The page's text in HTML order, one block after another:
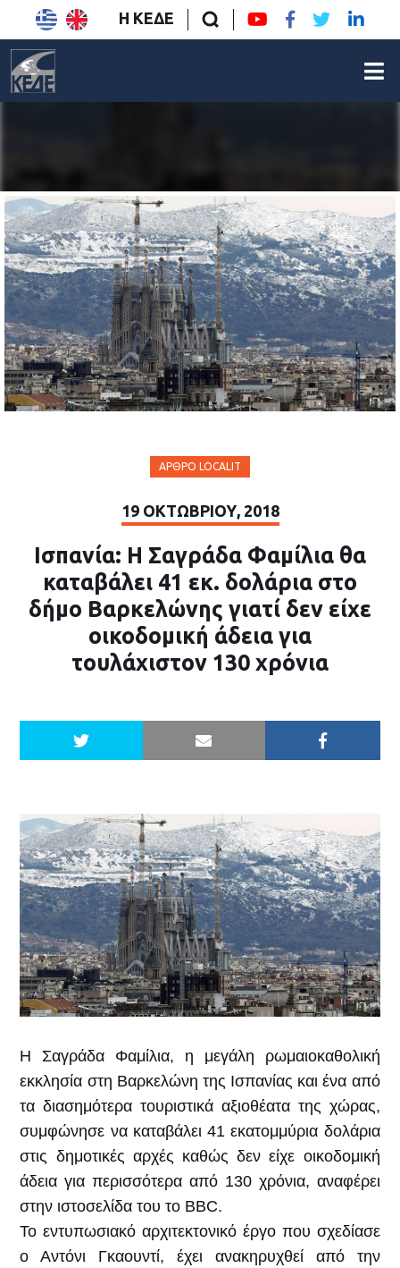
Η ΚΕΔΕ
ΆΡΘΡΟ LOCALIT
19 ΟΚΤΩΒΡΊΟΥ, 2018
Iσπανία: Η Σαγράδα Φαμίλια θα
καταβάλει 41 εκ. δολάρια στο
δήμο Βαρκελώνης γιατί δεν είχε
οικοδομική άδεια για
τουλάχιστον 130 χρόνια
Η Σαγράδα Φαμίλια, η μεγάλη ρωμαιοκαθολική
εκκλησία στη Βαρκελώνη της Ισπανίας και ένα από
τα διασημότερα τουριστικά αξιοθέατα της χώρας,
συμφώνησε να καταβάλει 41 εκατομμύρια δολάρια
στις δημοτικές αρχές καθώς δεν είχε οικοδομική
άδεια για περισσότερα από 130 χρόνια, αναφέρει
στην ιστοσελίδα του το BBC.
Το εντυπωσιακό αρχιτεκτονικό έργο που σχεδίασε
ο Αντόνι Γκαουντί, έχει ανακηρυχθεί από την